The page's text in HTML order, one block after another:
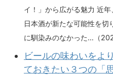
イ！」から広がる魅力 近年
日本酒が新たな可能性を切
に馴染みのなかった…（
ビールの味わいをよ
ておきたい３つの「